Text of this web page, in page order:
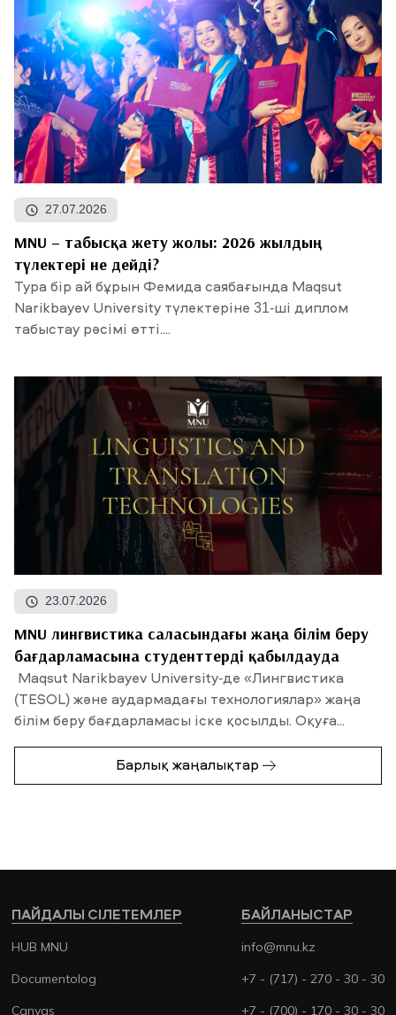
27.07.2026
MNU – табысқа жету жолы: 2026 жылдың
түлектері не дейді?
Тура бір ай бұрын Фемида саябағында Maqsut
Narikbayev University түлектеріне 31-ші диплом
табыстау рәсімі өтті....
23.07.2026
MNU лингвистика саласындағы жаңа білім беру
бағдарламасына студенттерді қабылдауда
Maqsut Narikbayev University-де «Лингвистика
(TESOL) және аудармадағы технологиялар» жаңа
білім беру бағдарламасы іске қосылды. Оқуға...
Барлық жаңалықтар
БАЙЛАНЫСТАР
info@mnu.kz
+7 - (717) - 270 - 30 - 30
+7 - (700) - 170 - 30 - 30
ПАЙДАЛЫ СІЛЕТЕМЛЕР
HUB MNU
Documentolog
Canvas